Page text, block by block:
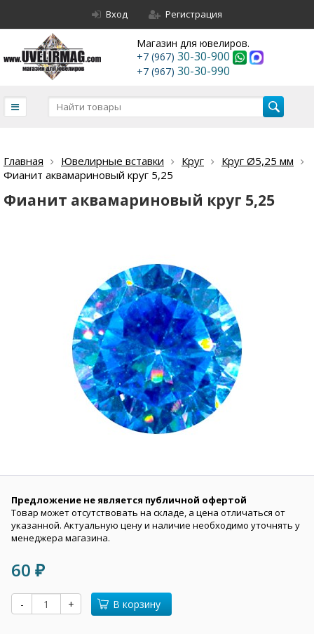
Вход Регистрация
Магазин для ювелиров.
+7 (967) 30-30-900
+7 (967) 30-30-990
Главная Ювелирные вставки Круг
Круг Ø5,25 мм
Фианит аквамариновый круг 5,25
Фианит аквамариновый круг 5,25
Предложение не является публичной офертой
Товар может отсутствовать на складе, а цена отличаться от
указанной. Актуальную цену и наличие необходимо уточнять у
менеджера магазина.
60 ₽
- + В корзину